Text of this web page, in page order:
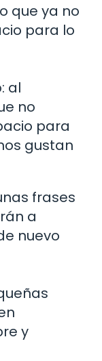
que ya no
para lo
al
no
para
gustan
frases
a
nuevo
y